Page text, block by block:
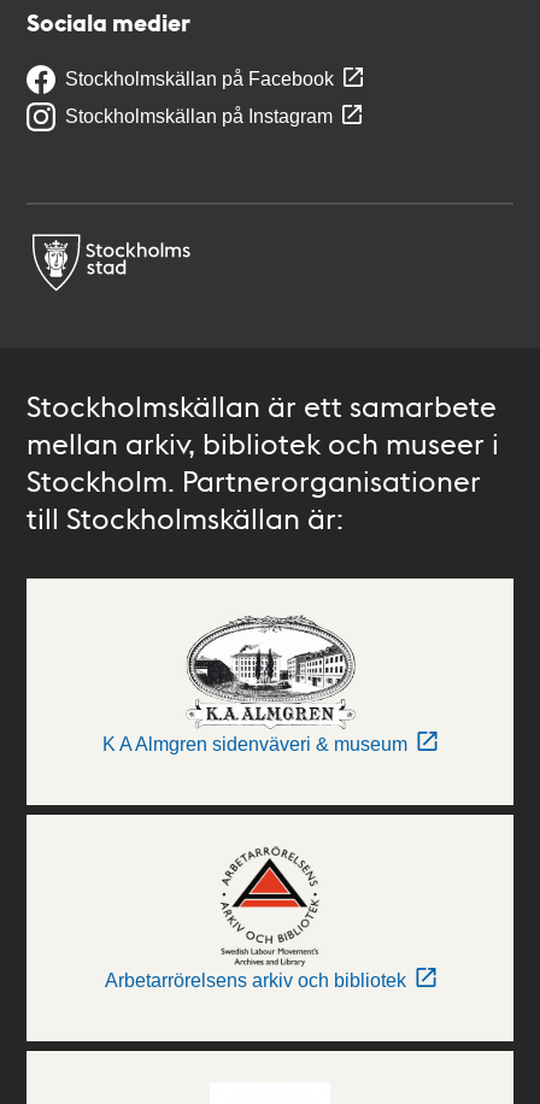
Sociala medier
Stockholmskällan på Facebook
Stockholmskällan på Instagram
Stockholmskällan är ett samarbete
mellan arkiv, bibliotek och museer i
Stockholm. Partnerorganisationer
till Stockholmskällan är:
K A Almgren sidenväveri & museum
Arbetarrörelsens arkiv och bibliotek